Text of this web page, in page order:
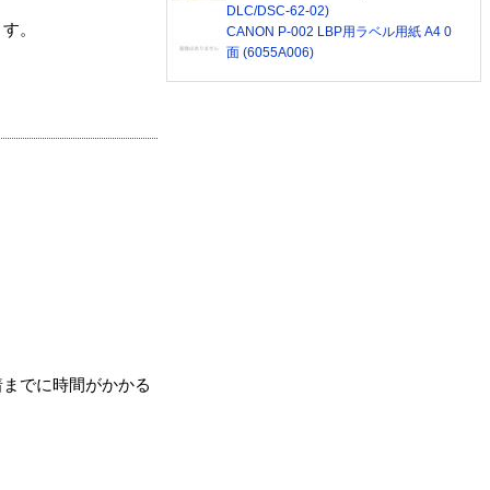
。
でに時間がかかる
DLC/DSC-62-02)
CANON P-002 LBP用ラベル用紙 A4 0
面 (6055A006)